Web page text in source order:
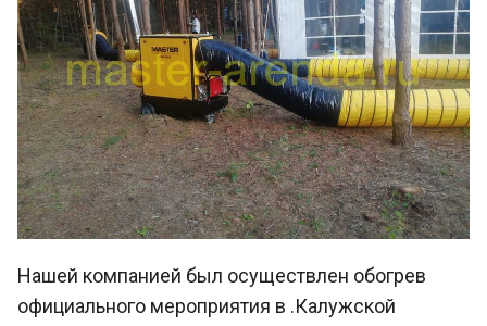
Нашей компанией был осуществлен обогрев
официального мероприятия в .Калужской